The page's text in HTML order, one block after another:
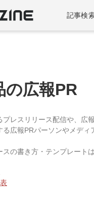
記事検
の広報PR
レスリリース配信や、広
広報PRパーソンやメディ
の書き方・テンプレート